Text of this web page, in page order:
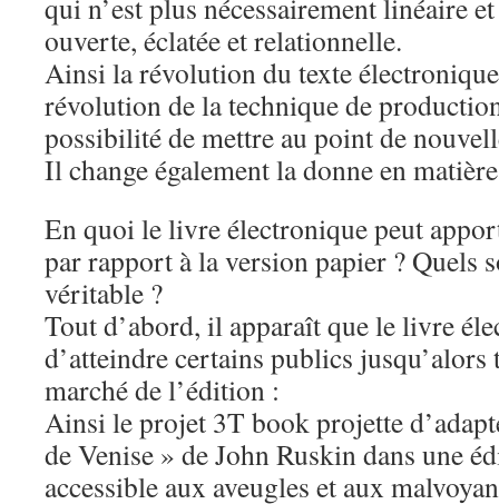
qui n’est plus nécessairement linéaire
ouverte, éclatée et relationnelle.
Ainsi la révolution du texte
révolution de la technique de
possibilité de mettre au point de
Il change également la donne en
En quoi le livre électronique peut
par rapport à la version papier ? Quels
véritable ?
Tout d’abord, il apparaît que le livre
d’atteindre certains publics jusqu’alors
marché de l’édition :
Ainsi le projet 3T book projette
de Venise » de John Ruskin dans une
accessible aux aveugles et aux